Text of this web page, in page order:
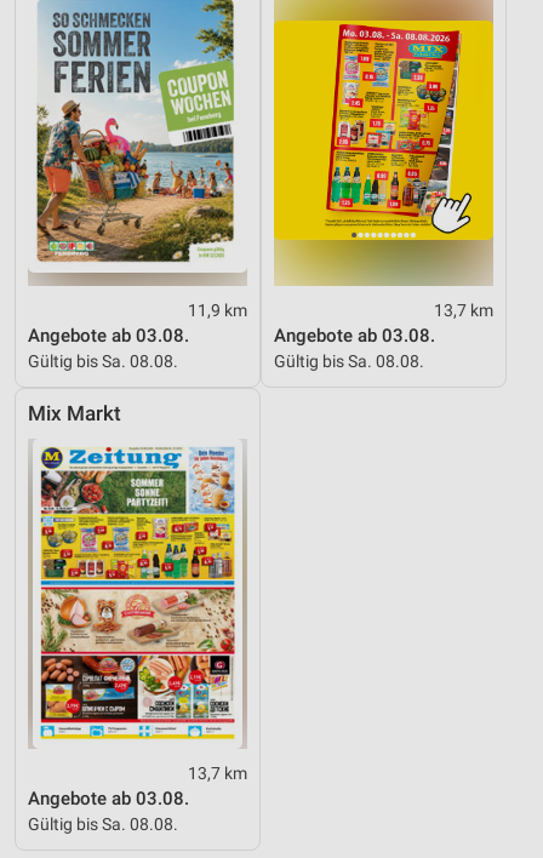
11,9 km
Angebote ab 03.08.
Gültig bis Sa. 08.08.
13,7 km
Angebote ab 03.08.
Gültig bis Sa. 08.08.
Mix Markt
13,7 km
Angebote ab 03.08.
Gültig bis Sa. 08.08.